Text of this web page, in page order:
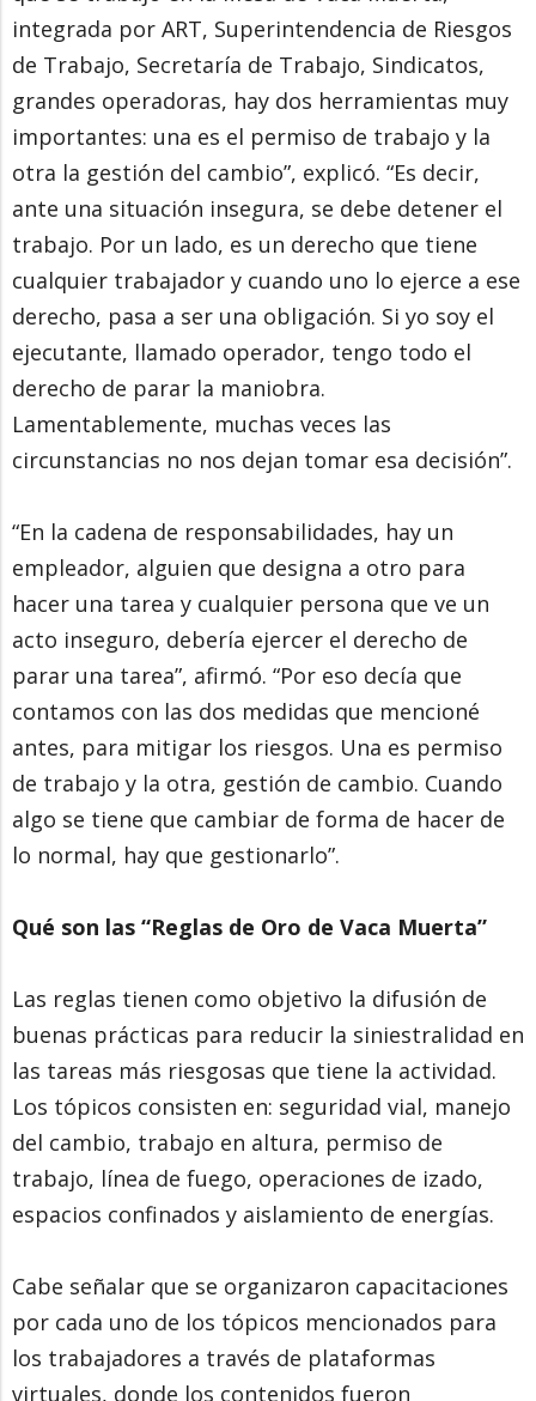
integrada por ART, Superintendencia de Riesgos
de Trabajo, Secretaría de Trabajo, Sindicatos,
grandes operadoras, hay dos herramientas muy
importantes: una es el permiso de trabajo y la
otra la gestión del cambio”, explicó. “Es decir,
ante una situación insegura, se debe detener el
trabajo. Por un lado, es un derecho que tiene
cualquier trabajador y cuando uno lo ejerce a ese
derecho, pasa a ser una obligación. Si yo soy el
ejecutante, llamado operador, tengo todo el
derecho de parar la maniobra.
Lamentablemente, muchas veces las
circunstancias no nos dejan tomar esa decisión”.
“En la cadena de responsabilidades, hay un
empleador, alguien que designa a otro para
hacer una tarea y cualquier persona que ve un
acto inseguro, debería ejercer el derecho de
parar una tarea”, afirmó. “Por eso decía que
contamos con las dos medidas que mencioné
antes, para mitigar los riesgos. Una es permiso
de trabajo y la otra, gestión de cambio. Cuando
algo se tiene que cambiar de forma de hacer de
lo normal, hay que gestionarlo”.
Qué son las “Reglas de Oro de Vaca Muerta”
Las reglas tienen como objetivo la difusión de
buenas prácticas para reducir la siniestralidad en
las tareas más riesgosas que tiene la actividad.
Los tópicos consisten en: seguridad vial, manejo
del cambio, trabajo en altura, permiso de
trabajo, línea de fuego, operaciones de izado,
espacios confinados y aislamiento de energías.
Cabe señalar que se organizaron capacitaciones
por cada uno de los tópicos mencionados para
los trabajadores a través de plataformas
virtuales, donde los contenidos fueron